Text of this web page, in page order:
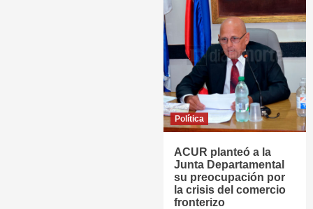
Política
ACUR planteó a la
Junta Departamental
su preocupación por
la crisis del comercio
fronterizo